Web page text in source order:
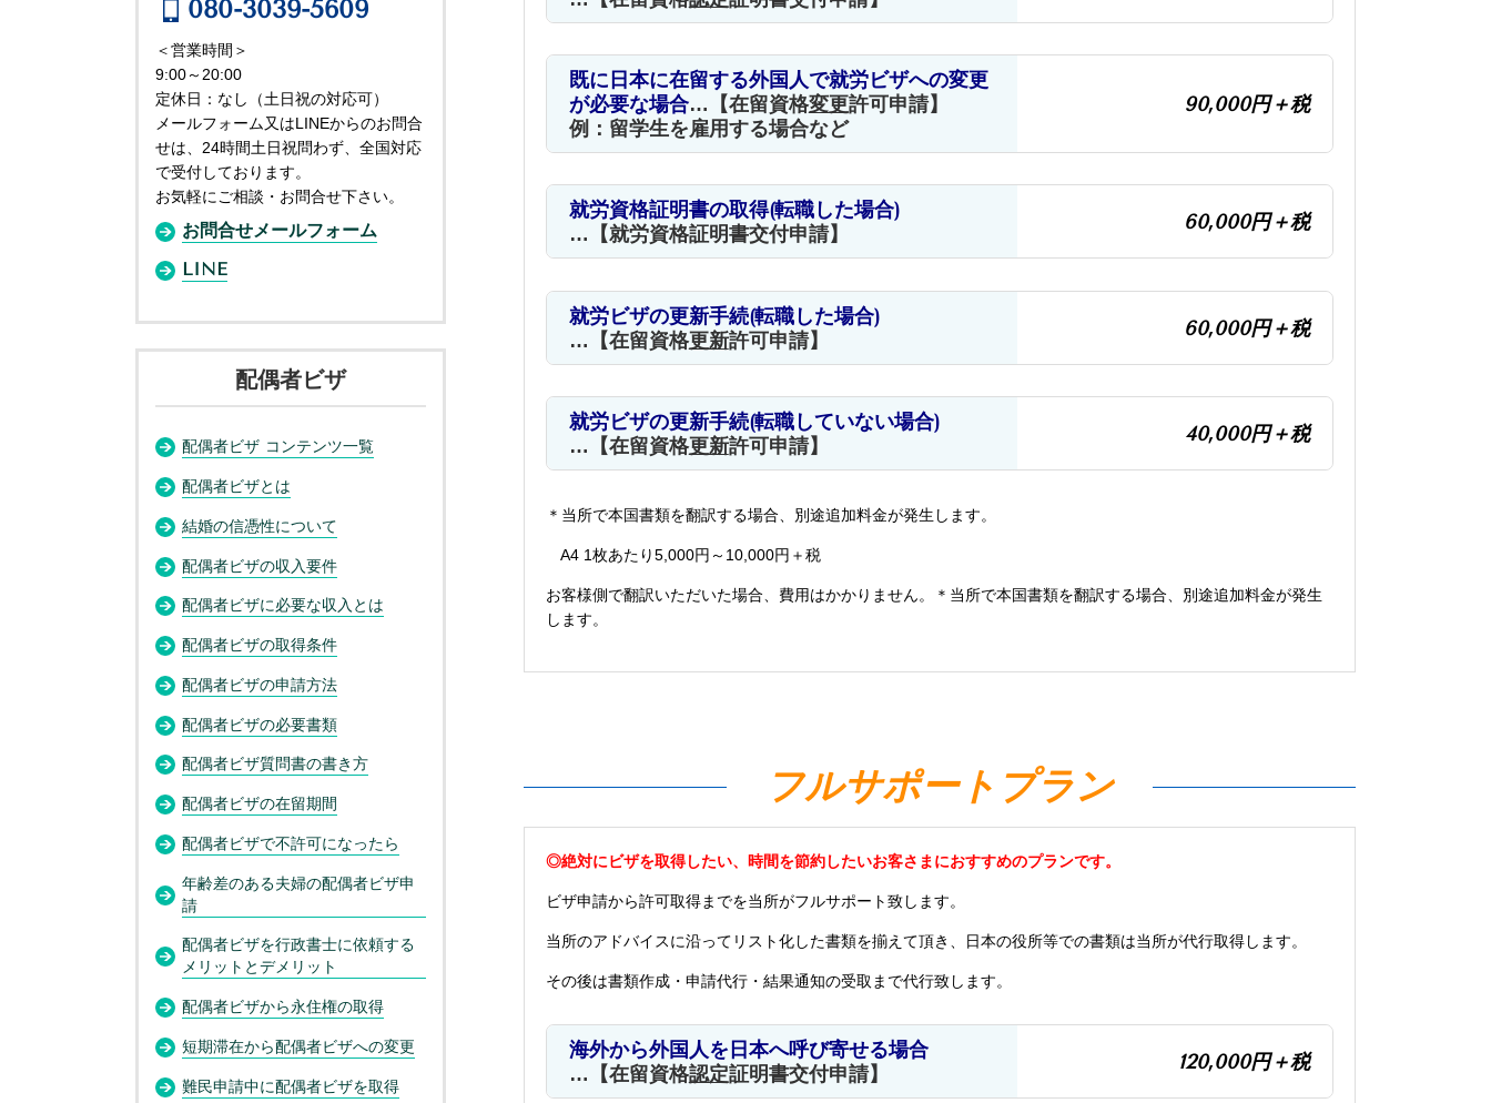
既に日本に在留する外国人で就労ビザへの変更
が必要な場合…【在留資格変更許可申請】
例：留学生を雇用する場合など
90,000円＋税
就労資格証明書の取得(転職した場合)
…【就労資格証明書交付申請】
60,000円＋税
就労ビザの更新手続(転職した場合)
…【在留資格更新許可申請】 60,000円＋税
就労ビザの更新手続(転職していない場合)
…【在留資格更新許可申請】 40,000円＋税
＊当所で本国書類を翻訳する場合、別途追加料金が発生します。
A4 1枚あたり5,000円～10,000円＋税
お客様側で翻訳いただいた場合、費用はかかりません。＊当所で本国書類を翻訳する場合、別途追加料金が発生
します。
フルサポートプラン
◎絶対にビザを取得したい、時間を節約したいお客さまにおすすめのプランです。
ビザ申請から許可取得までを当所がフルサポート致します。
当所のアドバイスに沿ってリスト化した書類を揃えて頂き、日本の役所等での書類は当所が代行取得します。
その後は書類作成・申請代行・結果通知の受取まで代行致します。
海外から外国人を日本へ呼び寄せる場合
…【在留資格認定証明書交付申請】 120,000円＋税
080-3039-5609
＜営業時間＞
9:00～20:00
定休日：なし（土日祝の対応可）
メールフォーム又はLINEからのお問合
せは、24時間土日祝問わず、全国対応
で受付しております。
お気軽にご相談・お問合せ下さい。
お問合せメールフォーム
LINE
配偶者ビザ
配偶者ビザ コンテンツ一覧
配偶者ビザとは
結婚の信憑性について
配偶者ビザの収入要件
配偶者ビザに必要な収入とは
配偶者ビザの取得条件
配偶者ビザの申請方法
配偶者ビザの必要書類
配偶者ビザ質問書の書き方
配偶者ビザの在留期間
配偶者ビザで不許可になったら
年齢差のある夫婦の配偶者ビザ申
請
配偶者ビザを行政書士に依頼する
メリットとデメリット
配偶者ビザから永住権の取得
短期滞在から配偶者ビザへの変更
難民申請中に配偶者ビザを取得